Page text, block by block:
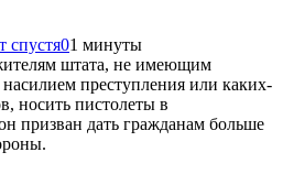
спустя01 минуты
штата, не имеющим
насилием преступления или каких-
носить пистолеты в
призван дать гражданам больше